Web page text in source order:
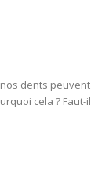
dents peuvent
cela ? Faut-il